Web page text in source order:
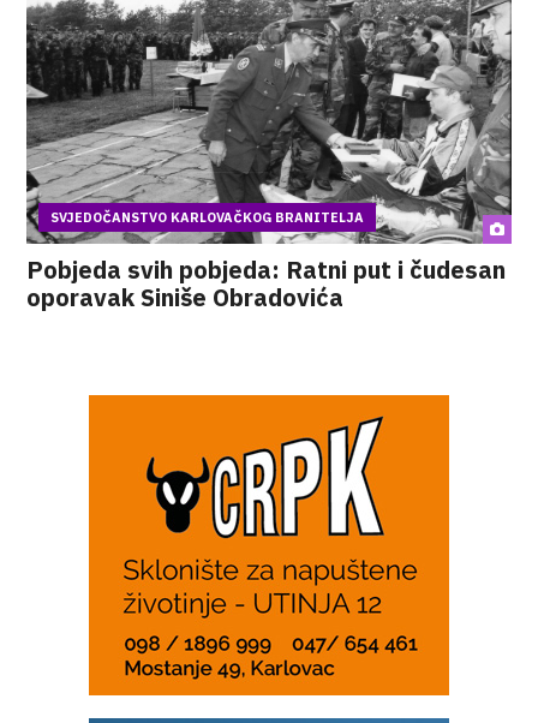
SVJEDOČANSTVO KARLOVAČKOG BRANITELJA
Pobjeda svih pobjeda: Ratni put i čudesan
oporavak Siniše Obradovića